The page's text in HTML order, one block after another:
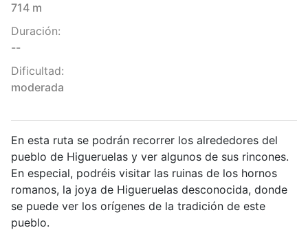
714 m
Duración:
--
Dificultad:
moderada
En esta ruta se podrán recorrer los alrededores del
pueblo de Higueruelas y ver algunos de sus rincones.
En especial, podréis visitar las ruinas de los hornos
romanos, la joya de Higueruelas desconocida, donde
se puede ver los orígenes de la tradición de este
pueblo.